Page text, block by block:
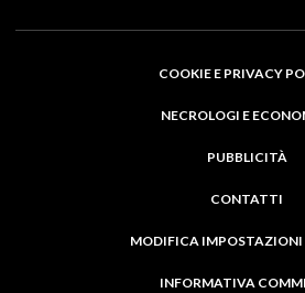
COOKIE E PRIVACY
NECROLOGI E
PUBBLICITÀ
CONTATTI
MODIFICA IMPOSTAZIONI
INFORMATIVA